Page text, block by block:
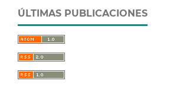
ÚLTIMAS PUBLICACIONES